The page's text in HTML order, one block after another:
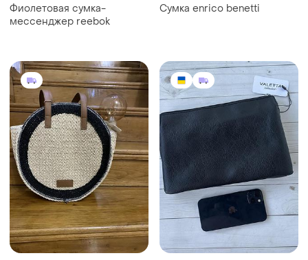
Фиолетовая сумка-
мессенджер reebok
Сумка enrico benetti